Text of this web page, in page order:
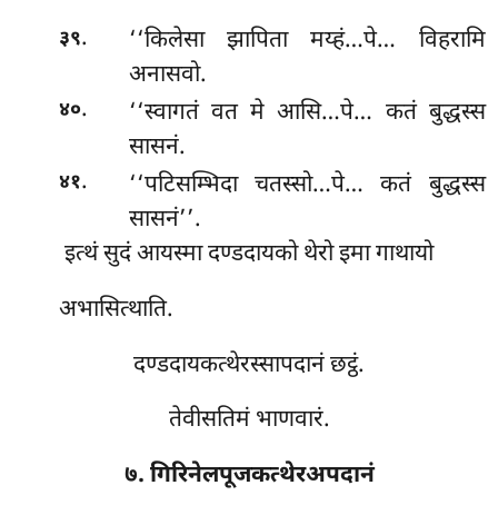
३९.
‘‘किलेसा झापिता मय्हं…पे… विहरामि
अनासवो.
४०.
‘‘स्वागतं वत मे आसि…पे… कतं बुद्धस्स
सासनं.
४१.
‘‘पटिसम्भिदा चतस्सो…पे… कतं बुद्धस्स
सासनं’’.
इत्थंसुदं आयस्मा दण्डदायको थेरो इमा गाथायो
अभासित्थाति.
दण्डदायकत्थेरस्सापदानं छट्ठं.
तेवीसतिमं भाणवारं.
७. गिरिनेलपूजकत्थेरअपदानं